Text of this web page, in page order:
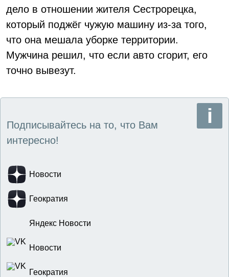
дело в отношении жителя Сестрорецка,
который поджёг чужую машину из-за того,
что она мешала уборке территории.
Мужчина решил, что если авто сгорит, его
точно вывезут.
Подписывайтесь на то, что Вам
интересно!
Новости
Геократия
Яндекс Новости
Новости
Геократия